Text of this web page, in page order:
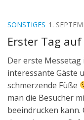
SONSTIGES 1.
Erster Tag auf
Der erste
interessante Gäste
schmerzende Füße
man die Besucher
beeindrucken